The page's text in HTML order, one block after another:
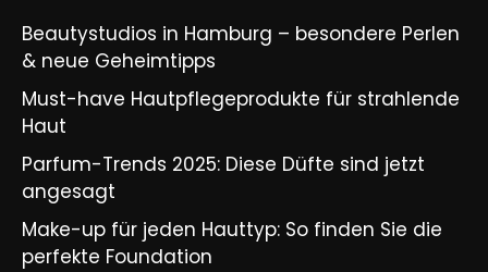
Beautystudios in Hamburg – besondere Perlen
& neue Geheimtipps
Must-have Hautpflegeprodukte für strahlende
Haut
Parfum-Trends 2025: Diese Düfte sind jetzt
angesagt
Make-up für jeden Hauttyp: So finden Sie die
perfekte Foundation